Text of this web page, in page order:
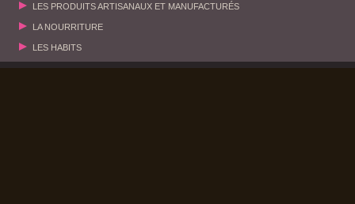
LES PRODUITS ARTISANAUX ET MANUFACTURÉS
LA NOURRITURE
LES HABITS